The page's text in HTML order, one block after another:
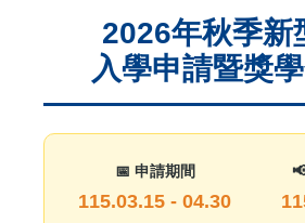
2026年秋季新
入學申請暨獎
📅 申請期間
115.03.15 - 04.30